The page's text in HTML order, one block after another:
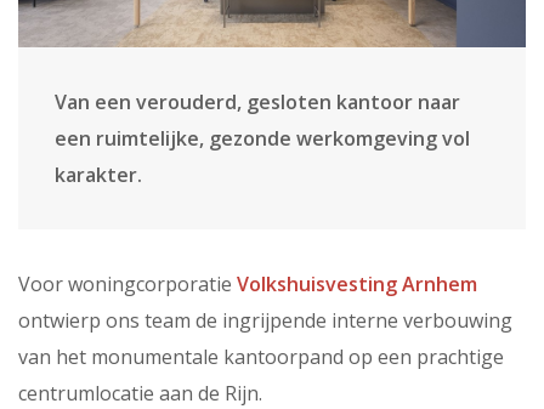
Van een verouderd, gesloten kantoor naar
een ruimtelijke, gezonde werkomgeving vol
karakter.
Voor woningcorporatie Volkshuisvesting Arnhem
ontwierp ons team de ingrijpende interne verbouwing
van het monumentale kantoorpand op een prachtige
centrumlocatie aan de Rijn.